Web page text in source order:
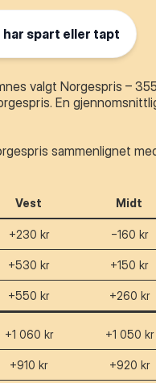
har spart eller tapt
valgt Norgespris –
En
sammenlignet
Vest Midt
+230 kr −160 kr
+530 kr +150 kr
+550 kr +260 kr
+1 060 kr +1 050 kr
+910 kr +920 kr